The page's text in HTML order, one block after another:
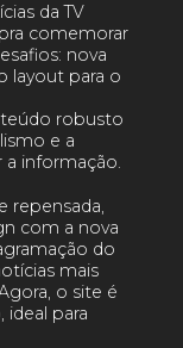
da TV
comemorar
nova
layout para o
robusto
e a
a informação.
repensada,
com a nova
do
mais
o site é
para